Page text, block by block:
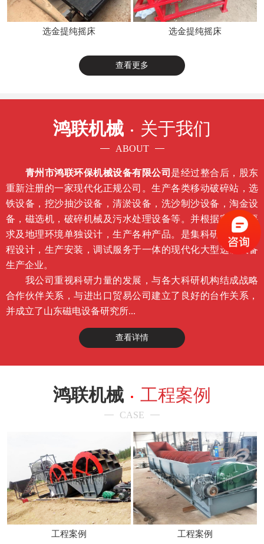
选金提纯摇床 选金提纯摇床
查看更多
鸿联机械 关于我们
ABOUT
青州市鸿联环保机械设备有限公司 是经过整合后，股东
重新注册的一家现代化正规公司。生产各类移动破碎站，选
铁设备，挖沙抽沙设备，清淤设备，洗沙制沙设备，淘金设
备，磁选机，破碎机械及污水处理设备等。并根据客户的要
求及地理环境单独设计，生产各种产品。是集科研开发，工
程设计，生产安装，调试服务于一体的现代化大型选矿设备
生产企业。
我公司重视科研力量的发展，与各大科研机构结成战略
合作伙伴关系，与进出口贸易公司建立了良好的台作关系，
并成立了山东磁电设备研究所...
查看详情
鸿联机械 工程案例
CASE
工程案例 工程案例